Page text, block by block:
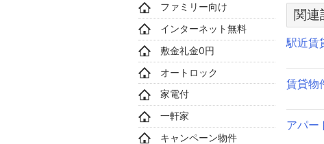
ゲ
ー
ョ
ン
関連
駅近賃
賃貸物
アパー
ファミリー向け
インターネット無料
敷金礼金0円
オートロック
家電付
一軒家
キャンペーン物件